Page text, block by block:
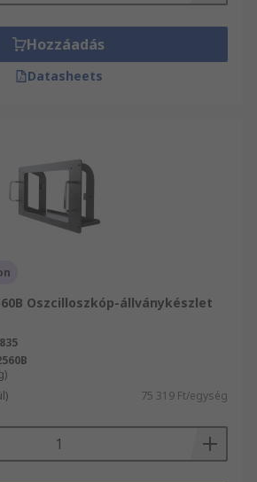
Hozzáadás
Datasheets
Oszcilloszkóp-állványkészlet
75 319 Ft/egység